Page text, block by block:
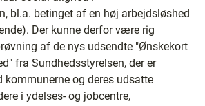
bl.a. betinget af en høj arbejdsløshed
Der kunne derfor være rig
af de nys udsendte "Ønskekort
fra Sundhedsstyrelsen, der er
kommunerne og deres udsatte
i ydelses- og jobcentre,